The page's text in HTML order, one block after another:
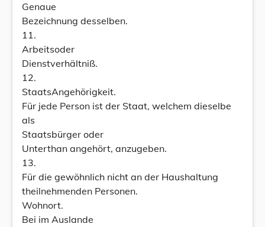
Genaue
Bezeichnung desselben.
11.
Arbeitsoder
Dienstverhältniß.
12.
StaatsAngehörigkeit.
Für jede Person ist der Staat, welchem dieselbe
als
Staatsbürger oder
Unterthan angehört, anzugeben.
13.
Für die gewöhnlich nicht an der Haushaltung
theilnehmenden Personen.
Wohnort.
Bei im Auslande